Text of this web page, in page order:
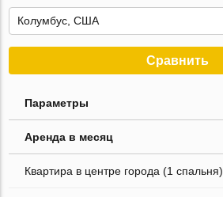
Сравнить
Параметры
Аренда в месяц
Квартира в центре города (1 спальня)